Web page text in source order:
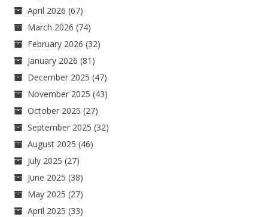
April 2026 (67)
March 2026 (74)
February 2026 (32)
January 2026 (81)
December 2025 (47)
November 2025 (43)
October 2025 (27)
September 2025 (32)
August 2025 (46)
July 2025 (27)
June 2025 (38)
May 2025 (27)
April 2025 (33)